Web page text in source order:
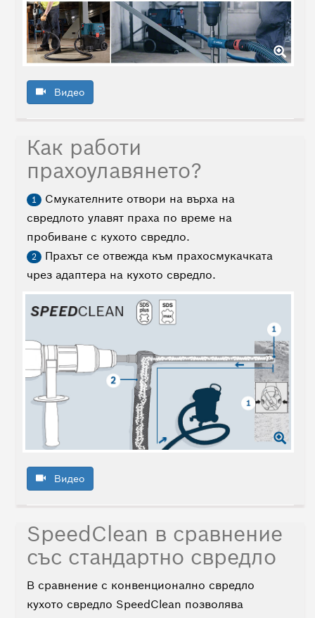
Видео
Как работи
прахоулавянето?
1
Смукателните отвори на върха на
свредлото улавят праха по време на
пробиване с кухото свредло.
2
Прахът се отвежда към прахосмукачката
чрез адаптера на кухото свредло.
Видео
SpeedClean в сравнение
със стандартно свредло
В сравнение с конвенционално свредло
кухото свредло SpeedClean позволява